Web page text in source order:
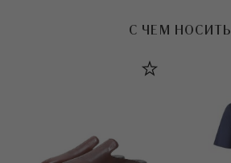
С ЧЕМ НОСИТЬ